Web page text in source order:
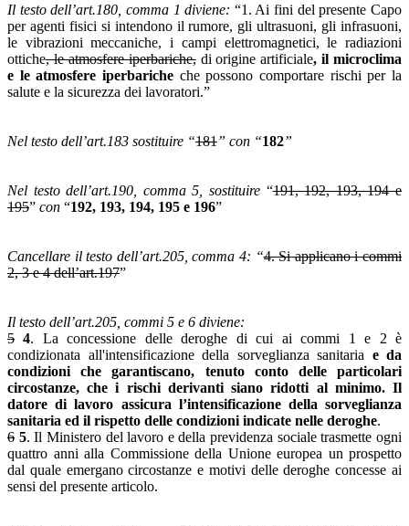
Il testo dell’art.180, comma 1 diviene: “1. Ai fini del presente Capo
per agenti fisici si intendono il rumore, gli ultrasuoni, gli infrasuoni,
le vibrazioni meccaniche, i campi elettromagnetici, le radiazioni
ottiche, le atmosfere iperbariche,di origine artificiale, il microclima
e le atmosfere iperbariche che possono comportare rischi per la
salute e la sicurezza dei lavoratori.”
Nel testo dell’art.183 sostituire “181” con “182”
Nel testo dell’art.190, comma 5, sostituire “191, 192, 193, 194 e
195” con “192, 193, 194, 195 e 196”
Cancellare il testo dell’art.205, comma 4: “4. Si applicano i commi
2, 3 e 4 dell’art.197”
Il testo dell’art.205, commi 5 e 6 diviene:
5 4. La concessione delle deroghe di cui ai commi 1 e 2 è
condizionata all'intensificazione della sorveglianza sanitaria e da
condizioni che garantiscano, tenuto conto delle particolari
circostanze, che i rischi derivanti siano ridotti al minimo. Il
datore di lavoro assicura l’intensificazione della sorveglianza
sanitaria ed il rispetto delle condizioni indicate nelle deroghe.
6 5. Il Ministero del lavoro e della previdenza sociale trasmette ogni
quattro anni alla Commissione della Unione europea un prospetto
dal quale emergano circostanze e motivi delle deroghe concesse ai
sensi del presente articolo.